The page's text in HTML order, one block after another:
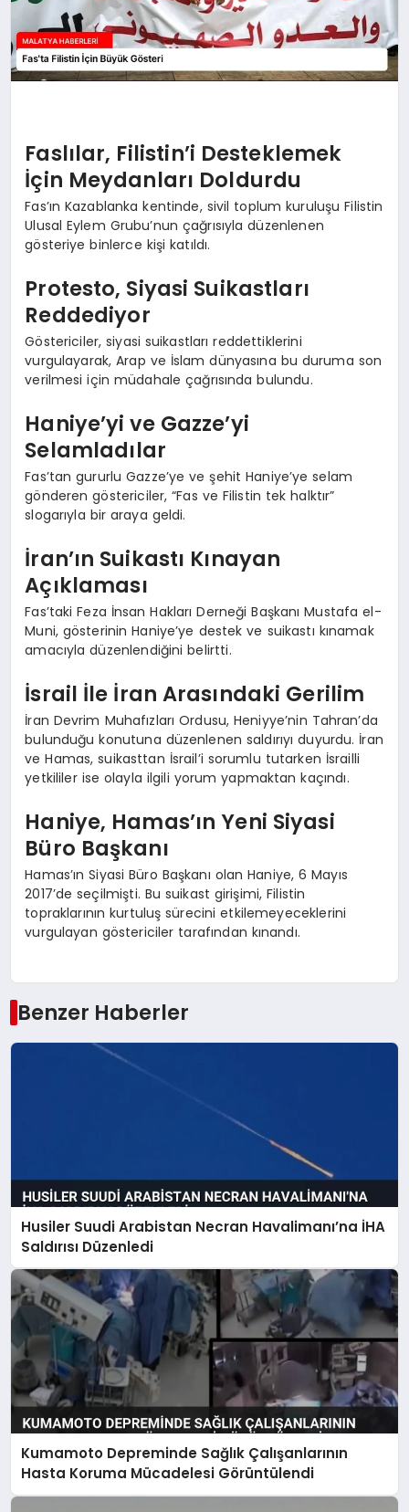
SIYASET
TEKNOLOJI
Faslılar, Filistin’i Desteklemek
İçin Meydanları Doldurdu
Fas’ın Kazablanka kentinde, sivil toplum kuruluşu Filistin
Ulusal Eylem Grubu’nun çağrısıyla düzenlenen
gösteriye binlerce kişi katıldı.
Protesto, Siyasi Suikastları
Reddediyor
Göstericiler, siyasi suikastları reddettiklerini
vurgulayarak, Arap ve İslam dünyasına bu duruma son
verilmesi için müdahale çağrısında bulundu.
Haniye’yi ve Gazze’yi
Selamladılar
Fas’tan gururlu Gazze’ye ve şehit Haniye’ye selam
gönderen göstericiler, “Fas ve Filistin tek halktır”
slogarıyla bir araya geldi.
İran’ın Suikastı Kınayan
Açıklaması
Fas’taki Feza İnsan Hakları Derneği Başkanı Mustafa el-
Muni, gösterinin Haniye’ye destek ve suikastı kınamak
amacıyla düzenlendiğini belirtti.
İsrail İle İran Arasındaki Gerilim
İran Devrim Muhafızları Ordusu, Heniyye’nin Tahran’da
bulunduğu konutuna düzenlenen saldırıyı duyurdu. İran
ve Hamas, suikasttan İsrail’i sorumlu tutarken İsrailli
yetkililer ise olayla ilgili yorum yapmaktan kaçındı.
Haniye, Hamas’ın Yeni Siyasi
Büro Başkanı
Hamas’ın Siyasi Büro Başkanı olan Haniye, 6 Mayıs
2017’de seçilmişti. Bu suikast girişimi, Filistin
topraklarının kurtuluş sürecini etkilemeyeceklerini
vurgulayan göstericiler tarafından kınandı.
Benzer Haberler
Husiler Suudi Arabistan Necran Havalimanı’na İHA
Saldırısı Düzenledi
Kumamoto Depreminde Sağlık Çalışanlarının
Hasta Koruma Mücadelesi Görüntülendi